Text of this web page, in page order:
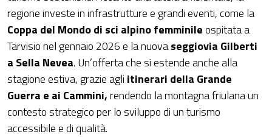
regione investe in infrastrutture e grandi eventi, come la
Coppa del Mondo di sci alpino femminileospitata a
Tarvisio nel gennaio 2026 e la nuovaseggiovia Gilberti
a Sella Nevea. Un’offerta che si estende anche alla
stagione estiva, grazie agli itinerari della Grande
Guerra e ai Cammini,rendendo la montagna friulana un
contesto strategico per lo sviluppo di un turismo
accessibile e di qualità.